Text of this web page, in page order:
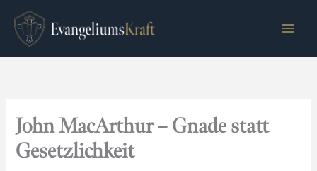
Inhalt
springen
John MacArthur – Gnade statt
Gesetzlichkeit